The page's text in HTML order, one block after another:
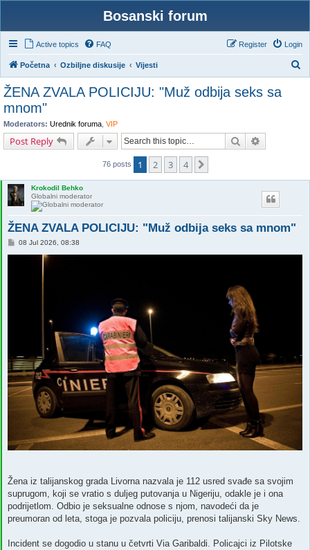
Bosanski forum
Active topics FAQ Login
Register
Početna Ozbiljne diskusije Vijesti
ŽENA ZVALA POLICIJU: "Muž odbija seks sa
mnom"
Moderators: Urednik foruma VIP
Post Reply Search
76 posts 1 2 3 4
Krokodil Behko
Globalni moderator
ŽENA ZVALA POLICIJU: "Muž odbija seks sa mnom"
P08 Jul 2026, 08:38
Žena iz talijanskog grada Livorna nazvala je 112 usred svađe sa svojim
suprugom, koji se vratio s duljeg putovanja u Nigeriju, odakle je i ona
podrijetlom. Odbio je seksualne odnose s njom, navodeći da je
preumoran od leta, stoga je pozvala policiju, prenosi talijanski Sky News.
Incident se dogodio u stanu u četvrti Via Garibaldi. Policajci iz Pilotske